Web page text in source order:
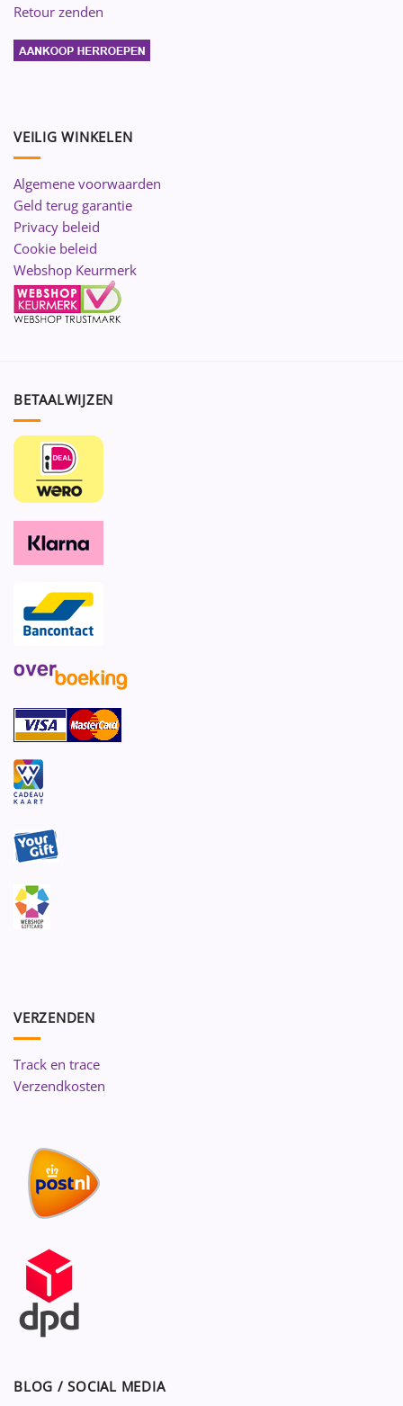
Retour zenden
VEILIG WINKELEN
Algemene voorwaarden
Geld terug garantie
Privacy beleid
Cookie beleid
Webshop Keurmerk
BETAALWIJZEN
VERZENDEN
Track en trace
Verzendkosten
BLOG / SOCIAL MEDIA